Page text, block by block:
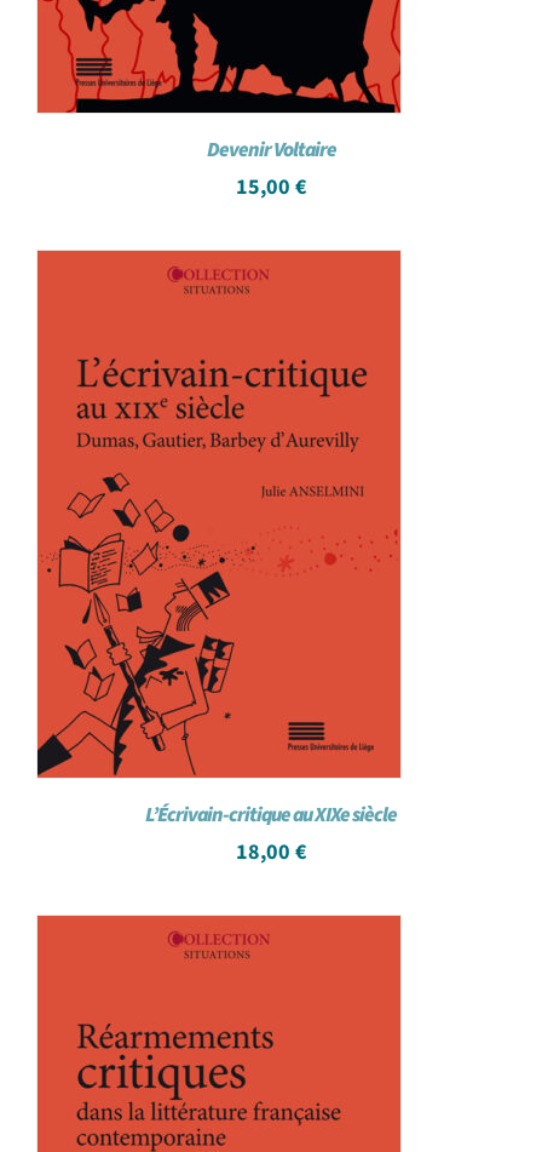
Devenir Voltaire
15,00 €
L’Écrivain-critique au XIXe siècle
18,00 €